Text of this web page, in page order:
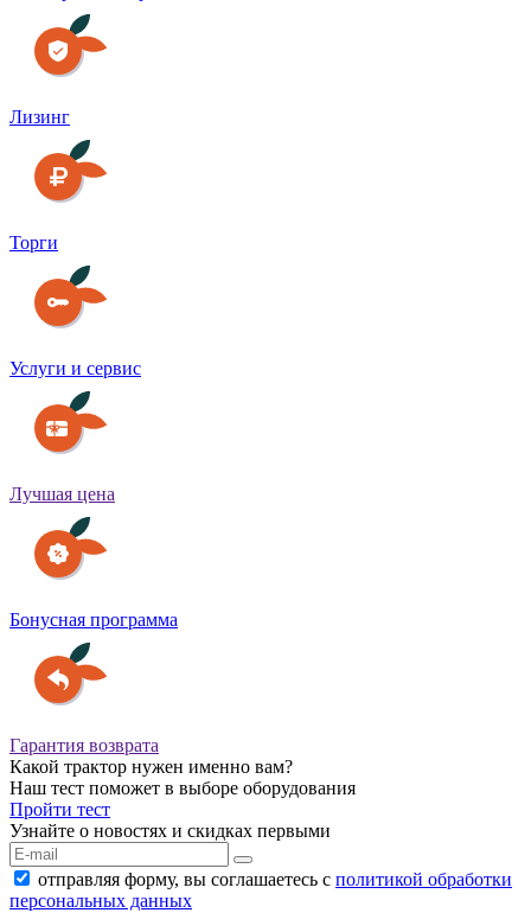
Лизинг
Торги
Услуги и сервис
Лучшая цена
Бонусная программа
Гарантия возврата
Какой трактор нужен именно вам?
Наш тест поможет в выборе оборудования
Пройти тест
Узнайте о новостях и скидках первыми
отправляя форму, вы соглашаетесь с политикой обработки
персональных данных